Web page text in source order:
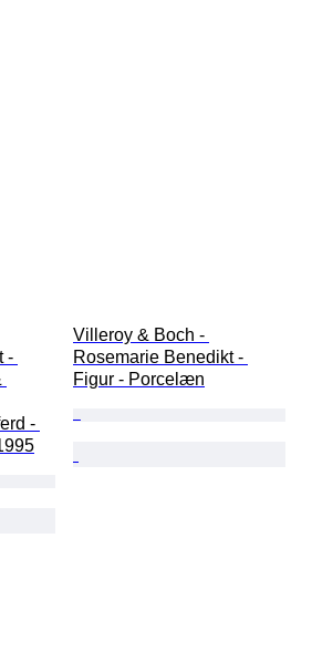
-
-
Villeroy & Boch -
Rosemarie Benedikt -
Figur - Porcelæn